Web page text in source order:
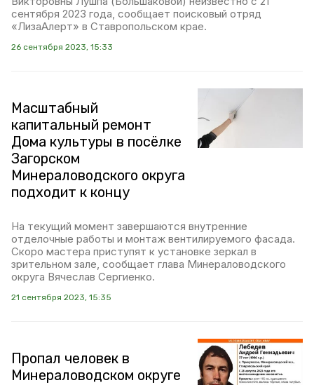
сентября 2023 года, сообщает поисковый отряд
«ЛизаАлерт» в Ставропольском крае.
26 сентября 2023, 15:33
Масштабный
капитальный ремонт
Дома культуры в посёлке
Загорском
Минераловодского округа
подходит к концу
На текущий момент завершаются внутренние
отделочные работы и монтаж вентилируемого фасада.
Скоро мастера приступят к установке зеркал в
зрительном зале, сообщает глава Минераловодского
округа Вячеслав Сергиенко.
21 сентября 2023, 15:35
Пропал человек в
Минераловодском округе